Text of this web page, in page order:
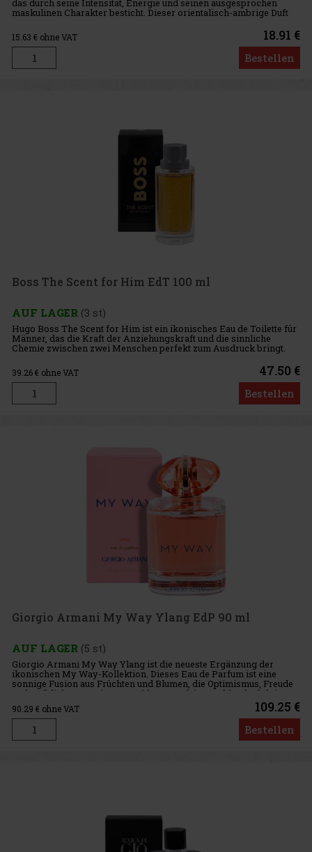
das durch seine Intensität, Energie und seinen ausgesprochen
maskulinen Charakter besticht. Dieser orientalisch-ambrige Duft
verbindet einen frischen Zitrus-Auftakt, eine aromatisch-w
15.63 € ohne VAT 18.91 €
Bestellen
Boss The Scent for Him EdT 100 ml
AUF LAGER (3 st)
Hugo Boss The Scent for Him ist ein ikonisches Eau de Toilette für
Männer, das die Kraft der Anziehungskraft und die sinnliche
Chemie zwischen zwei Menschen perfekt zum Ausdruck bringt.
Seine ambro-holzige-fruchtige Komposition ist gewagt, charismati
39.26€ ohne VAT 47.50 €
Bestellen
Giorgio Armani My Way Ylang EdP 90 ml
AUF LAGER (5 st)
Giorgio Armani My Way Ylang ist die neueste Ergänzung der
ikonischen My Way-Kollektion. Dieses Eau de Parfum ist eine
sonnige Fusion aus Früchten und Blumen, die Optimismus, Freude
und weibliche Energie ausstrahlt. Der Duft ist strahlend, süchtig
mac
90.29 € ohne VAT 109.25 €
Bestellen